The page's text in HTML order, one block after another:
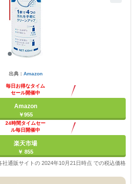
出典： Amazon
毎日お得なタイム
セール開催中
Amazon
￥955
24時間タイムセー
ル毎日開催中
楽天市場
￥ 855
通販サイトの 2024年10月21日時点 での税込価格